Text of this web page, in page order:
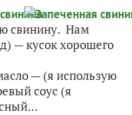
свинину. Нам
— кусок хорошего
— (я использую
соус (я